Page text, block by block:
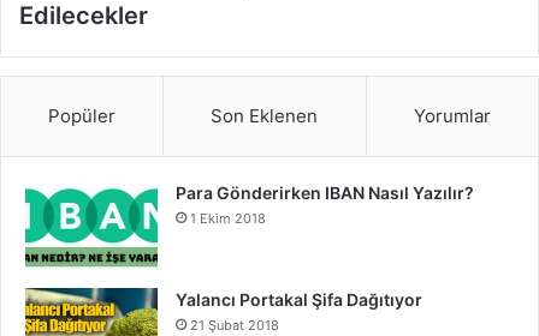
Edilecekler
Popüler Son Eklenen Yorumlar
Para Gönderirken IBAN Nasıl Yazılır?
1 Ekim 2018
Yalancı Portakal Şifa Dağıtıyor
21 Şubat 2018